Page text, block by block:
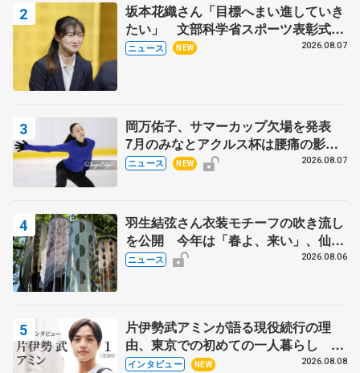
坂本花織さん「目標へまい進していき
たい」 文部科学省スポーツ表彰式で
代表謝辞
ニュース NEW 2026.08.07
岡万佑子、サマーカップ欠場を発表
7月のみなとアクルス杯は腰痛の影響
で
ニュース NEW 2026.08.07
羽生結弦さん衣装モチーフの吹き流し
を公開 今年は「春よ、来い」、仙台
の瑞鳳殿
ニュース 2026.08.06
片伊勢武アミンが語る現役続行の理
由、東京での初めての一人暮らし 注
目スケーターの「今」に迫る
インタビュー NEW 2026.08.08